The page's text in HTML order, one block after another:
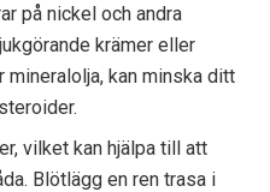
på nickel och andra
krämer eller
kan minska ditt
vilket kan hjälpa till att
Blötlägg en ren trasa i